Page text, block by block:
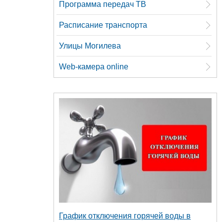
Программа передач ТВ
Расписание транспорта
Улицы Могилева
Web-камера online
График отключения горячей воды в